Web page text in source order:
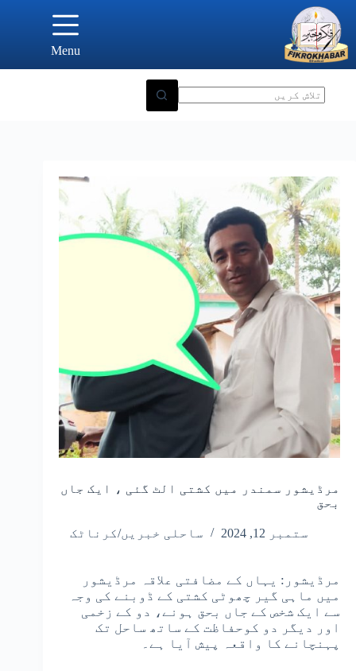
content
Menu
مرڈیشور سمندر میں کشتی الٹ گئی ، ایک جاں
بحق
ستمبر 12, 2024 ساحلی خبریں/کرناٹک
مرڈیشور: یہاں کے مضافتی علاقہ مرڈیشور
میں ماہی گیر چھوٹی کشتی کے ڈوبنے کی وجہ
سے ایک شخص کے جاں بحق ہونے، دو کے زخمی
اور دیگر دو کوحفاظت کے ساتھ ساحل تک
پہنچانے کا واقعہ پیش آیا ہے۔